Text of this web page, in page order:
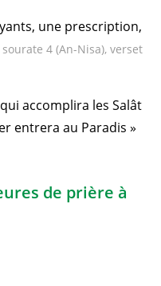
une prescription,
sourate 4 (An-Nisa), verset
accomplira les Salât
entrera au Paradis »
de prière à